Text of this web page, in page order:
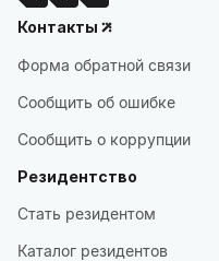
Контакты
Форма обратной связи
Сообщить об ошибке
Сообщить о коррупции
Резидентство
Стать резидентом
Каталог резидентов